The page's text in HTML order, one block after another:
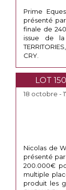
Prime
présenté
finale de
issue de
CRY.
LOT 150
18 octobre -
Nicolas de
présenté
200.000€
multiple
produit les